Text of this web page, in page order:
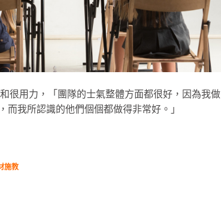
很用力，「團隊的士氣整體方面都很好，因為我做
我所認識的他們個個都做得非常好。」
施教